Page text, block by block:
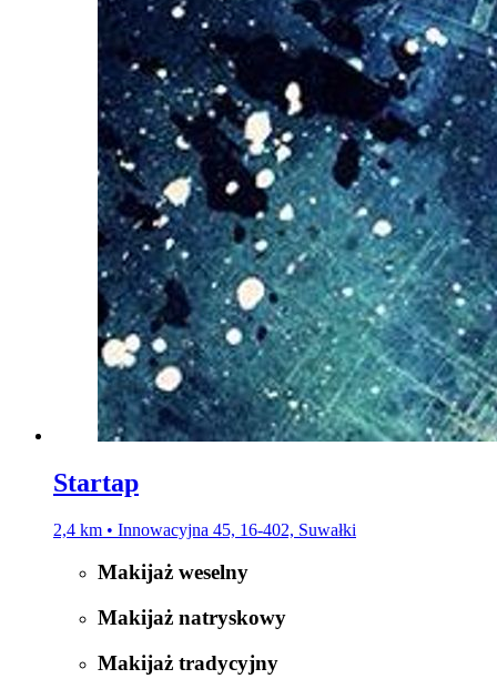
Startap
2,4 km • Innowacyjna 45, 16-402, Suwałki
Makijaż weselny
Makijaż natryskowy
Makijaż tradycyjny